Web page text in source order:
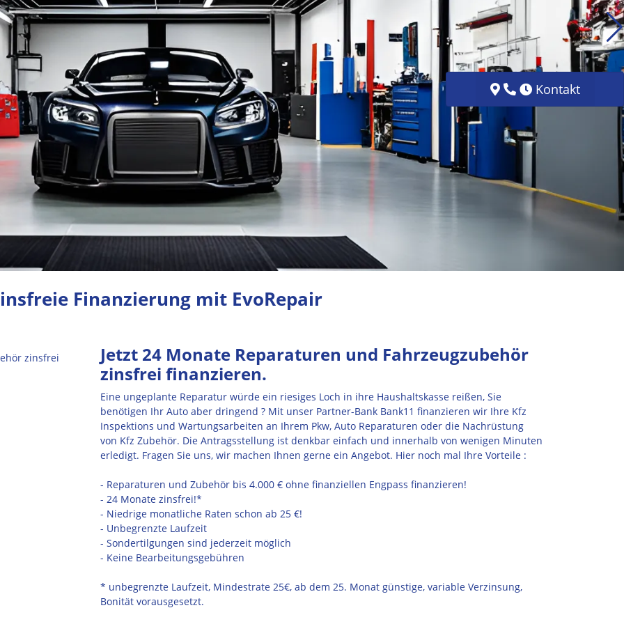
Finanzierung mit EvoRepair
Jetzt 24 Monate Reparaturen und Fahrzeugzubehör
zinsfrei finanzieren.
Eine ungeplante Reparatur würde ein riesiges Loch in ihre Haushaltskasse reißen, Sie
benötigen Ihr Auto aber dringend ? Mit unser Partner-Bank Bank11 finanzieren wir Ihre Kfz
Inspektions und Wartungsarbeiten an Ihrem Pkw, Auto Reparaturen oder die Nachrüstung
von Kfz Zubehör. Die Antragsstellung ist denkbar einfach und innerhalb von wenigen Minuten
erledigt. Fragen Sie uns, wir machen Ihnen gerne ein Angebot. Hier noch mal Ihre Vorteile :
- Reparaturen und Zubehör bis 4.000 € ohne finanziellen Engpass finanzieren!
- 24 Monate zinsfrei!*
- Niedrige monatliche Raten schon ab 25 €!
- Unbegrenzte Laufzeit
- Sondertilgungen sind jederzeit möglich
- Keine Bearbeitungsgebühren
* unbegrenzte Laufzeit, Mindestrate 25€, ab dem 25. Monat günstige, variable Verzinsung,
Bonität vorausgesetzt.
Kontakt